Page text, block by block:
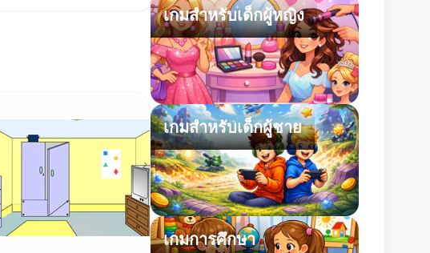
เกมสำหรับเด็กผู้หญิง
เกมสำหรับเด็กผู้ชาย
เกมการศึกษา